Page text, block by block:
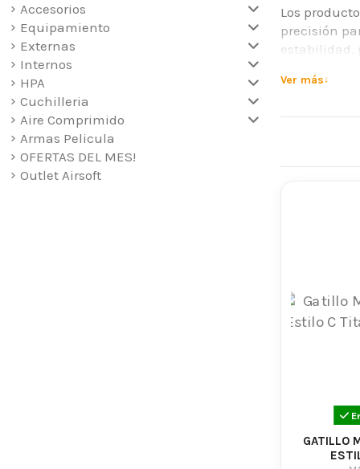
Los
precisión
estabilidad,
Airsoft
Comprar
fabricadas
avanzadas
Muchos
fabricación
Ver más
GATILLO
Accesorios
Equipamiento
Externas
Internos
HPA
Cuchilleria
Aire Comprimido
Armas Pelicula
OFERTAS DEL MES!
Outlet Airsoft